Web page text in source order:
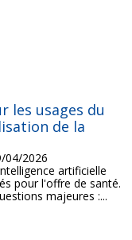
les usages du
de la
04/2026
artificielle
pour l'offre de santé.
majeures :...